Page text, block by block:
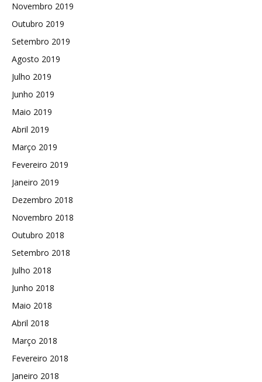
Novembro 2019
Outubro 2019
Setembro 2019
Agosto 2019
Julho 2019
Junho 2019
Maio 2019
Abril 2019
Março 2019
Fevereiro 2019
Janeiro 2019
Dezembro 2018
Novembro 2018
Outubro 2018
Setembro 2018
Julho 2018
Junho 2018
Maio 2018
Abril 2018
Março 2018
Fevereiro 2018
Janeiro 2018